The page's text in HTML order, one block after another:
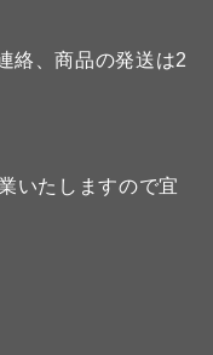
絡、商品の発送は2
いたしますので宜